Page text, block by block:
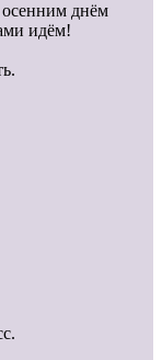
днём
идём!